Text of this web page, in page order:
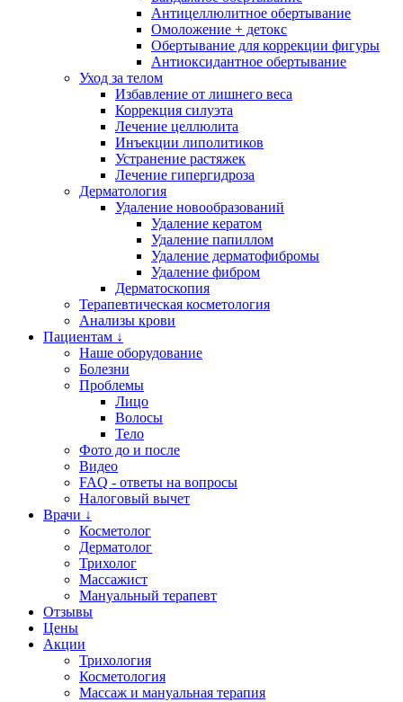
Антицеллюлитное обертывание
Омоложение + детокс
Обертывание для коррекции фигуры
Антиоксидантное обертывание
Уход за телом
Избавление от лишнего веса
Коррекция силуэта
Лечение целлюлита
Инъекции липолитиков
Устранение растяжек
Лечение гипергидроза
Дерматология
Удаление новообразований
Удаление кератом
Удаление папиллом
Удаление дерматофибромы
Удаление фибром
Дерматоскопия
Терапевтическая косметология
Анализы крови
Пациентам ↓
Наше оборудование
Болезни
Проблемы
Лицо
Волосы
Тело
Фото до и после
Видео
FAQ - ответы на вопросы
Налоговый вычет
Врачи ↓
Косметолог
Дерматолог
Трихолог
Массажист
Мануальный терапевт
Отзывы
Цены
Акции
Трихология
Косметология
Массаж и мануальная терапия